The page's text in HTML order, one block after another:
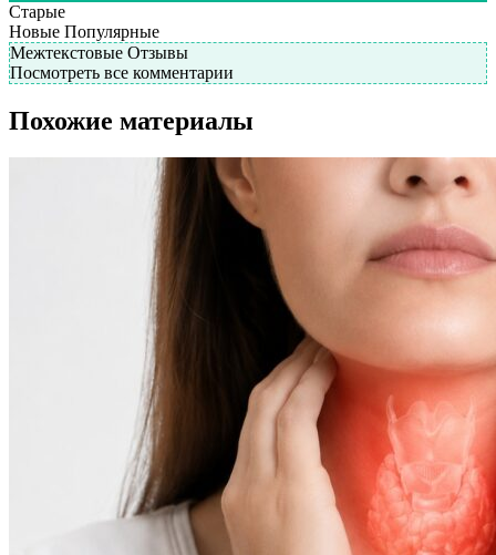
Старые
Новые Популярные
Межтекстовые Отзывы
Посмотреть все комментарии
Похожие материалы